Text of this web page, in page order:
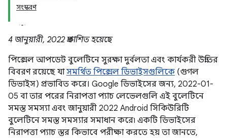
সংস্করণ
4 জানুয়ারী, 2022 প্রকাশিত হয়েছে
পিক্সেল আপডেট বুলেটিনে সুরক্ষা দুর্বলতা এবং কার্যকরী উন্নতির
বিবরণ রয়েছে যাসমর্থিত পিক্সেল ডিভাইসগুলিকে (গুগল
ডিভাইস) প্রভাবিত করে। Google ডিভাইসের জন্য, 2022-01-
05 বা তার পরের নিরাপত্তা প্যাচ লেভেলগুলি এই বুলেটিনে
সমস্ত সমস্যা এবং জানুয়ারী 2022 Android সিকিউরিটি
বুলেটিনে সমস্ত সমস্যার সমাধান করে৷ একটি ডিভাইসের
নিরাপত্তা প্যাচ স্তর কিভাবে পরীক্ষা করতে হয় তা জানতে,